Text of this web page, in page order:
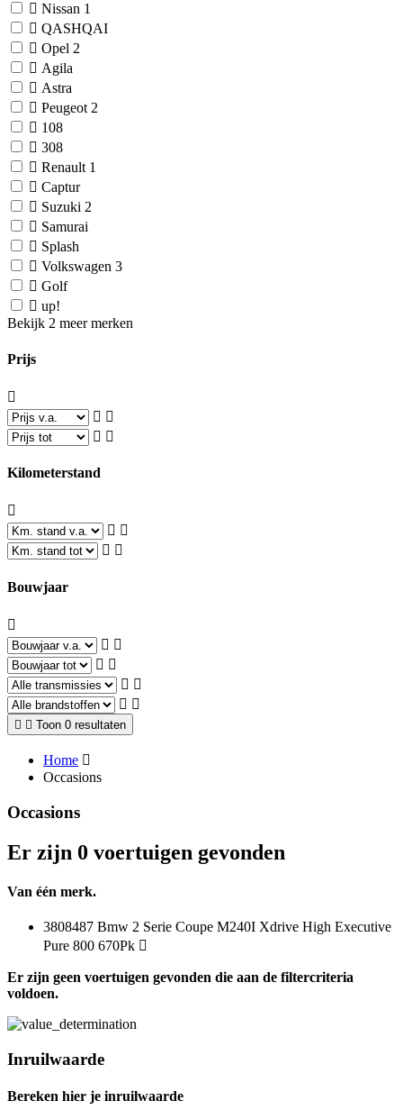
Nissan 1
QASHQAI
Opel 2
Agila
Astra
Peugeot 2
108
308
Renault 1
Captur
Suzuki 2
Samurai
Splash
Volkswagen 3
Golf
up!
Bekijk 2 meer merken
Prijs
Kilometerstand
Bouwjaar
Toon 0 resultaten
Home
Occasions
Occasions
Er zijn 0 voertuigen gevonden
Van één merk.
3808487 Bmw 2 Serie Coupe M240I Xdrive High Executive
Pure 800 670Pk
Er zijn geen voertuigen gevonden die aan de filtercriteria
voldoen.
Inruilwaarde
Bereken hier je inruilwaarde